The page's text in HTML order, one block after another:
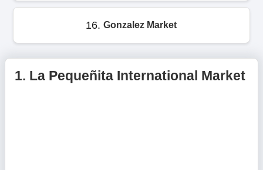
16. Gonzalez Market
1. La Pequeñita International Market